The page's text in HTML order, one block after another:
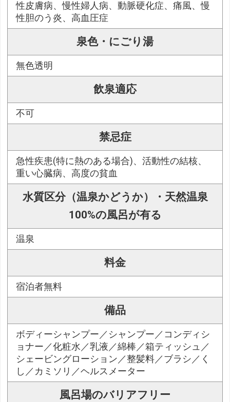
性皮膚病、慢性婦人病、動脈硬化症、痛風、慢
性胆のう炎、高血圧症
泉色・にごり湯
無色透明
飲泉適応
不可
禁忌症
急性疾患(特に熱のある場合)、活動性の結核、
重い心臓病、高度の貧血
水質区分（温泉かどうか）・天然温泉
100%の風呂が有る
温泉
料金
宿泊者無料
備品
ボディーシャンプー／シャンプー／コンディシ
ョナー／化粧水／乳液／綿棒／箱ティッシュ／
シェービングローション／整髪料／ブラシ／く
し／カミソリ／ヘルスメーター
風呂場のバリアフリー